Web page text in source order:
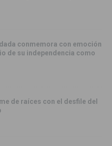
conmemora con emoción
de su independencia como
de raíces con el desfile del